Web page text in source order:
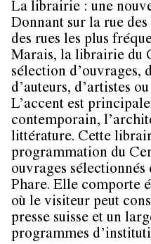
La librairie : une
Donnant sur la rue
des rues les plus
Marais, la librairie du
sélection d’ouvrages,
d’auteurs, d’artistes
L’accent est
contemporain,
littérature. Cette
programmation du
ouvrages
Phare. Elle comporte
où le visiteur peut
presse suisse et un
programmes